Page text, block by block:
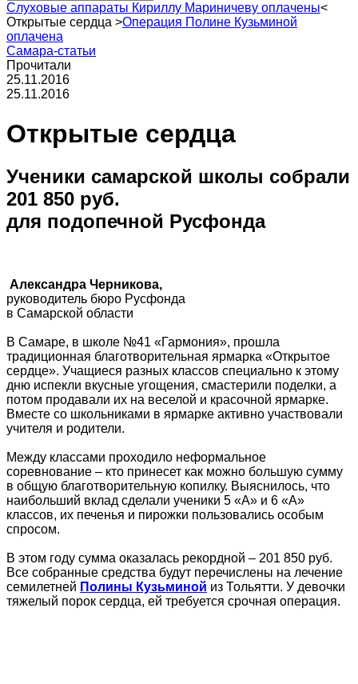
Слуховые аппараты Кириллу Мариничеву оплачены<
Открытые сердца >Операция Полине Кузьминой
оплачена
Самара-статьи
Прочитали
25.11.2016
25.11.2016
Открытые сердца
Ученики самарской школы собрали
201 850 руб.
для подопечной Русфонда
Александра Черникова,
руководитель бюро Русфонда
в Самарской области
В Самаре, в школе №41 «Гармония», прошла
традиционная благотворительная ярмарка «Открытое
сердце». Учащиеся разных классов специально к этому
дню испекли вкусные угощения, смастерили поделки, а
потом продавали их на веселой и красочной ярмарке.
Вместе со школьниками в ярмарке активно участвовали
учителя и родители.
Между классами проходило неформальное
соревнование – кто принесет как можно большую сумму
в общую благотворительную копилку. Выяснилось, что
наибольший вклад сделали ученики 5 «А» и 6 «А»
классов, их печенья и пирожки пользовались особым
спросом.
В этом году сумма оказалась рекордной – 201 850 руб.
Все собранные средства будут перечислены на лечение
семилетней Полины Кузьминой из Тольятти. У девочки
тяжелый порок сердца, ей требуется срочная операция.